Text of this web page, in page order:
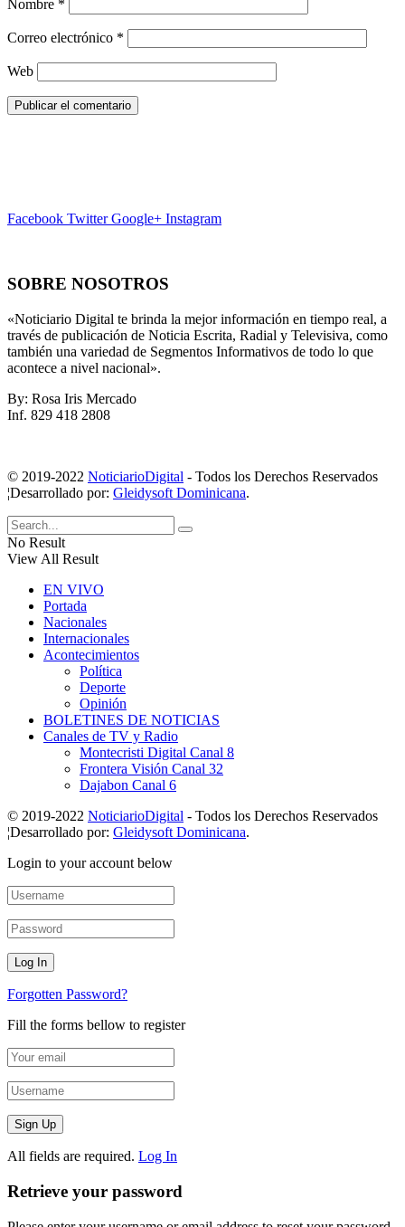
Nombre *
Correo electrónico *
Web
Facebook Twitter Google+ Instagram
SOBRE NOSOTROS
«Noticiario Digital te brinda la mejor información en tiempo real, a
través de publicación de Noticia Escrita, Radial y Televisiva, como
también una variedad de Segmentos Informativos de todo lo que
acontece a nivel nacional».
By: Rosa Iris Mercado
Inf. 829 418 2808
© 2019-2022 NoticiarioDigital - Todos los Derechos Reservados
¦Desarrollado por: Gleidysoft Dominicana.
No Result
View All Result
EN VIVO
Portada
Nacionales
Internacionales
Acontecimientos
Política
Deporte
Opinión
BOLETINES DE NOTICIAS
Canales de TV y Radio
Montecristi Digital Canal 8
Frontera Visión Canal 32
Dajabon Canal 6
© 2019-2022 NoticiarioDigital - Todos los Derechos Reservados
¦Desarrollado por: Gleidysoft Dominicana.
Login to your account below
Forgotten Password?
Fill the forms bellow to register
All fields are required. Log In
Retrieve your password